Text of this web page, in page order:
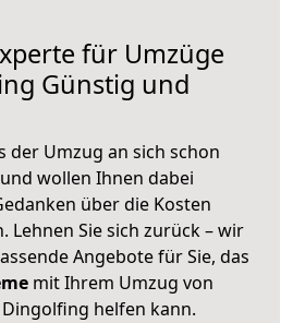
für Umzüge
Günstig und
der Umzug an sich schon
wollen Ihnen dabei
über die Kosten
Lehnen Sie sich zurück – wir
Angebote für Sie, das
mit Ihrem Umzug von
helfen kann.